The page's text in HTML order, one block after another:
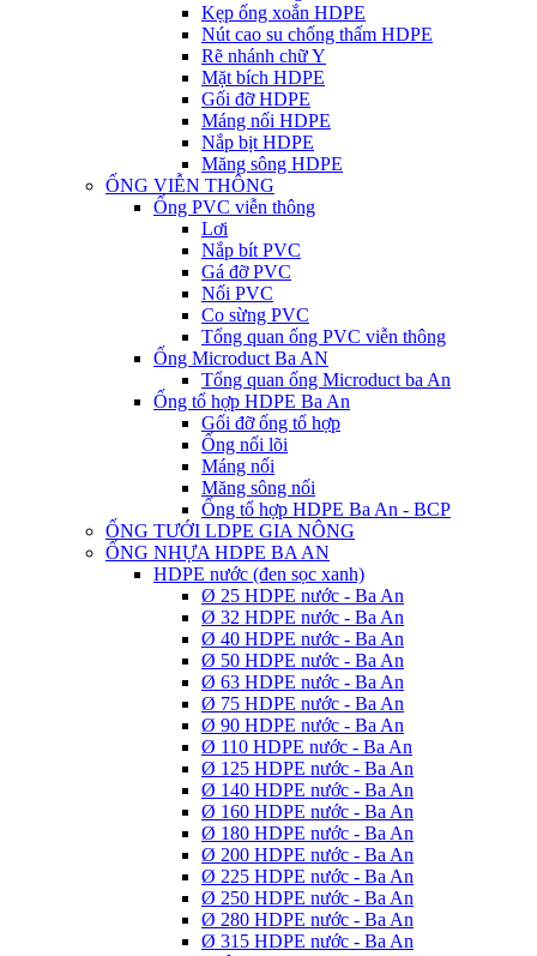
Kẹp ống xoắn HDPE
Nút cao su chống thấm HDPE
Rẽ nhánh chữ Y
Mặt bích HDPE
Gối đỡ HDPE
Máng nối HDPE
Nắp bịt HDPE
Măng sông HDPE
ỐNG VIỄN THÔNG
Ống PVC viễn thông
Lơi
Nắp bít PVC
Gá đỡ PVC
Nối PVC
Co sừng PVC
Tổng quan ống PVC viễn thông
Ống Microduct Ba AN
Tổng quan ống Microduct ba An
Ống tổ hợp HDPE Ba An
Gối đỡ ống tổ hợp
Ống nối lõi
Máng nối
Măng sông nối
Ống tổ hợp HDPE Ba An - BCP
ỐNG TƯỚI LDPE GIA NÔNG
ỐNG NHỰA HDPE BA AN
HDPE nước (đen sọc xanh)
Ø 25 HDPE nước - Ba An
Ø 32 HDPE nước - Ba An
Ø 40 HDPE nước - Ba An
Ø 50 HDPE nước - Ba An
Ø 63 HDPE nước - Ba An
Ø 75 HDPE nước - Ba An
Ø 90 HDPE nước - Ba An
Ø 110 HDPE nước - Ba An
Ø 125 HDPE nước - Ba An
Ø 140 HDPE nước - Ba An
Ø 160 HDPE nước - Ba An
Ø 180 HDPE nước - Ba An
Ø 200 HDPE nước - Ba An
Ø 225 HDPE nước - Ba An
Ø 250 HDPE nước - Ba An
Ø 280 HDPE nước - Ba An
Ø 315 HDPE nước - Ba An